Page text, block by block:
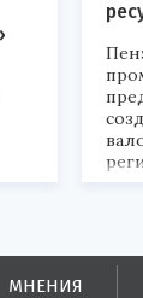
МНЕНИЯ